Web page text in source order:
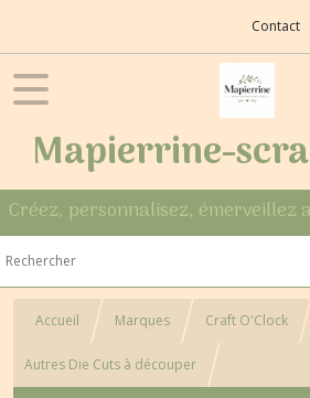
Contact
Mapierrine-
Accueil Marques Craft O'Clock
Autres Die Cuts à découper